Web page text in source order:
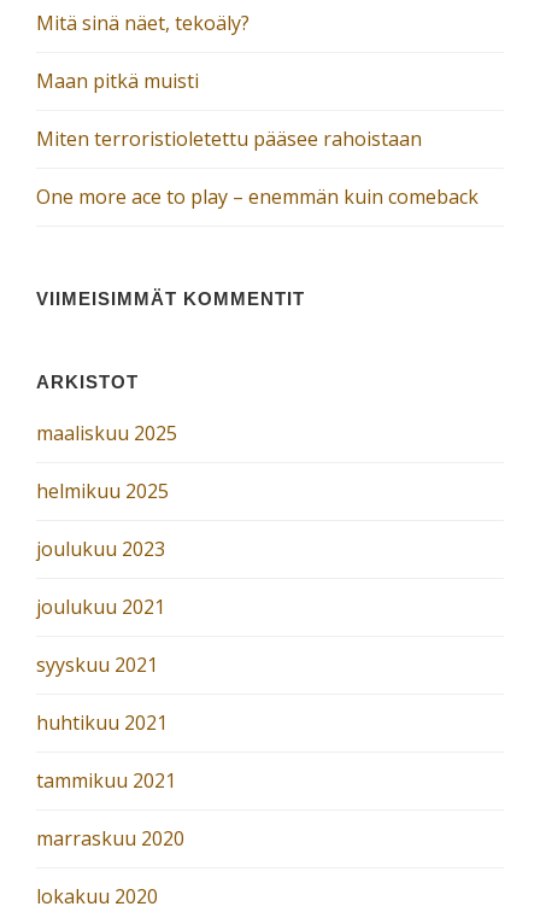
Mitä sinä näet, tekoäly?
Maan pitkä muisti
Miten terroristioletettu pääsee rahoistaan
One more ace to play – enemmän kuin comeback
VIIMEISIMMÄT KOMMENTIT
ARKISTOT
maaliskuu 2025
helmikuu 2025
joulukuu 2023
joulukuu 2021
syyskuu 2021
huhtikuu 2021
tammikuu 2021
marraskuu 2020
lokakuu 2020